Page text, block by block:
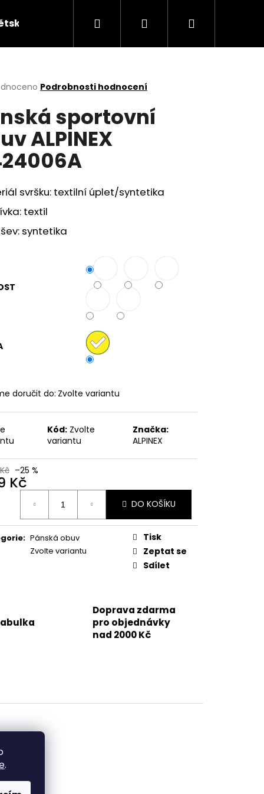
.
obuv Kabelky
Hledat PřihlášeníNákupní
Podrobnosti hodnocení
sportovní
ALPINEX
svršku: textilní úplet/syntetika
textil
syntetika
doručit do: Zvolte variantu
Kód: Zvolte
variantu
Značka:
ALPINEX
–25 %
Kč
DO KOŠÍKU
: Pánská obuv
Zvolte variantu
Tisk
Zeptat se
Sdílet
Doprava zdarma
pro objednávky
nad 2000 Kč